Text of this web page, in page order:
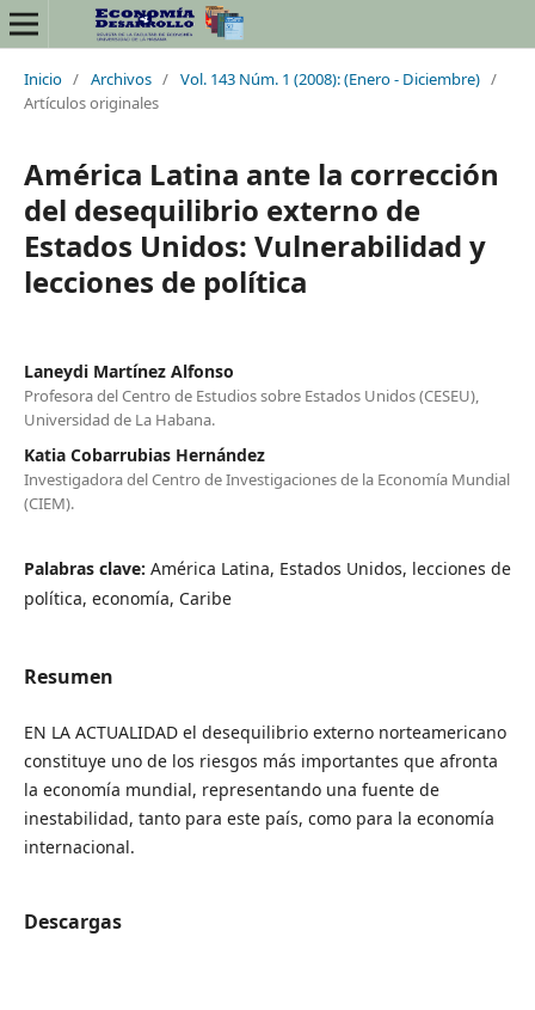
Inicio / Archivos / Vol. 143 Núm. 1 (2008): (Enero - Diciembre) /
Artículos originales
América Latina ante la corrección
del desequilibrio externo de
Estados Unidos: Vulnerabilidad y
lecciones de política
Laneydi Martínez Alfonso
Profesora del Centro de Estudios sobre Estados Unidos (CESEU),
Universidad de La Habana.
Katia Cobarrubias Hernández
Investigadora del Centro de Investigaciones de la Economía Mundial
(CIEM).
Palabras clave: América Latina, Estados Unidos, lecciones de
política, economía, Caribe
Resumen
EN LA ACTUALIDAD el desequilibrio externo norteamericano
constituye uno de los riesgos más importantes que afronta
la economía mundial, representando una fuente de
inestabilidad, tanto para este país, como para la economía
internacional.
Descargas